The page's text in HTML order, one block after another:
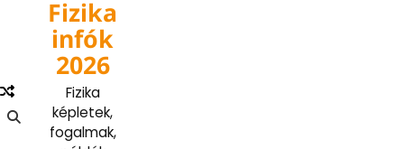
content
Fizika
infók
2026
Fizika
képletek,
fogalmak,